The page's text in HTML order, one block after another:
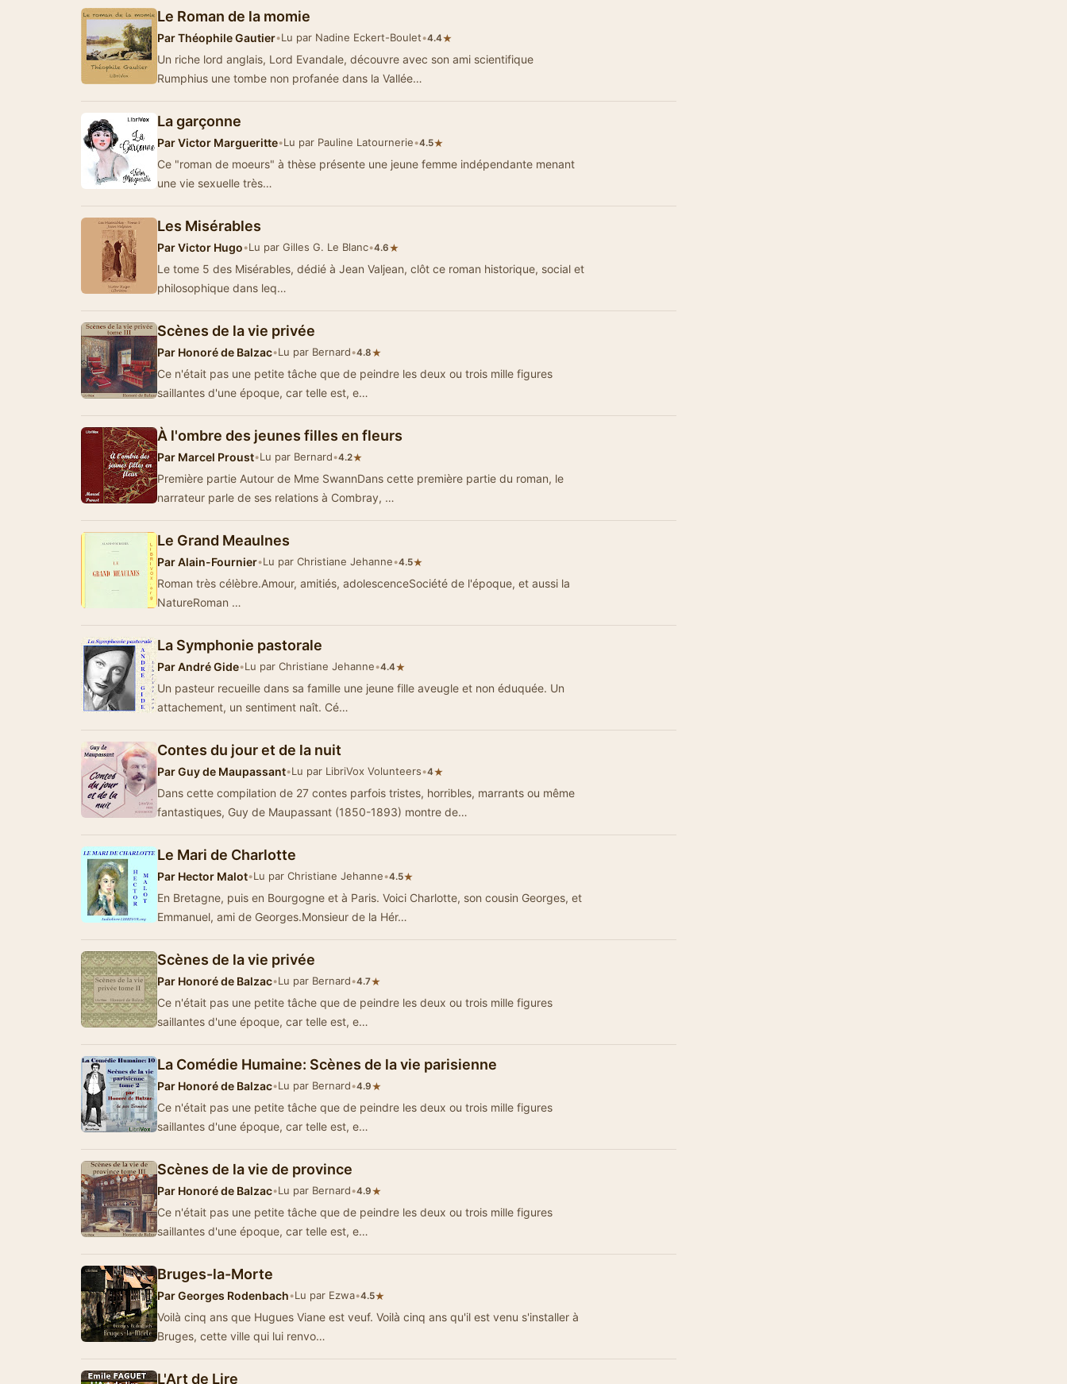
Le Roman de la momie
ParThéophile Gautier•Lu par Nadine Eckert-Boulet•4.4★
Un riche lord anglais, Lord Evandale, découvre avec son ami scientifique
Rumphius une tombe non profanée dans la Vallée…
La garçonne
ParVictor Margueritte•Lu par Pauline Latournerie•4.5★
Ce "roman de moeurs" à thèse présente une jeune femme indépendante menant
une vie sexuelle très…
Les Misérables
ParVictor Hugo•Lu par Gilles G. Le Blanc•4.6★
Le tome 5 des Misérables, dédié à Jean Valjean, clôt ce roman historique, social et
philosophique dans leq…
Scènes de la vie privée
Par Honoré de Balzac•Lu par Bernard•4.8★
Ce n'était pas une petite tâche que de peindre les deux ou trois mille figures
saillantes d'une époque, car telle est, e…
À l'ombre des jeunes filles en fleurs
Par Marcel Proust•Lu par Bernard•4.2★
Première partie Autour de Mme SwannDans cette première partie du roman, le
narrateur parle de ses relations à Combray, …
Le Grand Meaulnes
ParAlain-Fournier•Lu par Christiane Jehanne•4.5★
Roman très célèbre.Amour, amitiés, adolescenceSociété de l'époque, et aussi la
NatureRoman …
La Symphonie pastorale
ParAndré Gide•Lu par Christiane Jehanne•4.4★
Un pasteur recueille dans sa famille une jeune fille aveugle et non éduquée. Un
attachement, un sentiment naît. Cé…
Contes du jour et de la nuit
ParGuy de Maupassant•Lu par LibriVox Volunteers•4★
Dans cette compilation de 27 contes parfois tristes, horribles, marrants ou même
fantastiques, Guy de Maupassant (1850-1893) montre de…
Le Mari de Charlotte
Par Hector Malot•Lu par Christiane Jehanne•4.5★
En Bretagne, puis en Bourgogne et à Paris. Voici Charlotte, son cousin Georges, et
Emmanuel, ami de Georges.Monsieur de la Hér…
Scènes de la vie privée
Par Honoré de Balzac•Lu par Bernard•4.7★
Ce n'était pas une petite tâche que de peindre les deux ou trois mille figures
saillantes d'une époque, car telle est, e…
La Comédie Humaine: Scènes de la vie parisienne
Par Honoré de Balzac•Lu par Bernard•4.9★
Ce n'était pas une petite tâche que de peindre les deux ou trois mille figures
saillantes d'une époque, car telle est, e…
Scènes de la vie de province
Par Honoré de Balzac•Lu par Bernard•4.9★
Ce n'était pas une petite tâche que de peindre les deux ou trois mille figures
saillantes d'une époque, car telle est, e…
Bruges-la-Morte
ParGeorges Rodenbach•Lu par Ezwa•4.5★
Voilà cinq ans que Hugues Viane est veuf. Voilà cinq ans qu'il est venu s'installer à
Bruges, cette ville qui lui renvo…
L'Art de Lire